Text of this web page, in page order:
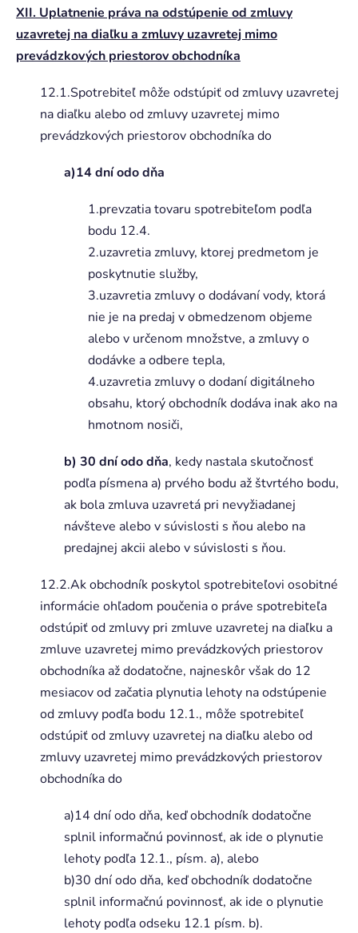
XII. Uplatnenie práva na odstúpenie od zmluvy
uzavretej na diaľku a zmluvy uzavretej mimo
prevádzkových priestorov obchodníka
12.1.Spotrebiteľ môže odstúpiť od zmluvy uzavretej
na diaľku alebo od zmluvy uzavretej mimo
prevádzkových priestorov obchodníka do
a)14 dní odo dňa
1.prevzatia tovaru spotrebiteľom podľa
bodu 12.4.
2.uzavretia zmluvy, ktorej predmetom je
poskytnutie služby,
3.uzavretia zmluvy o dodávaní vody, ktorá
nie je na predaj v obmedzenom objeme
alebo v určenom množstve, a zmluvy o
dodávke a odbere tepla,
4.uzavretia zmluvy o dodaní digitálneho
obsahu, ktorý obchodník dodáva inak ako na
hmotnom nosiči,
b) 30 dní odo dňa, kedy nastala skutočnosť
podľa písmena a) prvého bodu až štvrtého bodu,
ak bola zmluva uzavretá pri nevyžiadanej
návšteve alebo v súvislosti s ňou alebo na
predajnej akcii alebo v súvislosti s ňou.
12.2.Ak obchodník poskytol spotrebiteľovi osobitné
informácie ohľadom poučenia o práve spotrebiteľa
odstúpiť od zmluvy pri zmluve uzavretej na diaľku a
zmluve uzavretej mimo prevádzkových priestorov
obchodníka až dodatočne, najneskôr však do 12
mesiacov od začatia plynutia lehoty na odstúpenie
od zmluvy podľa bodu 12.1., môže spotrebiteľ
odstúpiť od zmluvy uzavretej na diaľku alebo od
zmluvy uzavretej mimo prevádzkových priestorov
obchodníka do
a)14 dní odo dňa, keď obchodník dodatočne
splnil informačnú povinnosť, ak ide o plynutie
lehoty podľa 12.1., písm. a), alebo
b)30 dní odo dňa, keď obchodník dodatočne
splnil informačnú povinnosť, ak ide o plynutie
lehoty podľa odseku 12.1 písm. b).